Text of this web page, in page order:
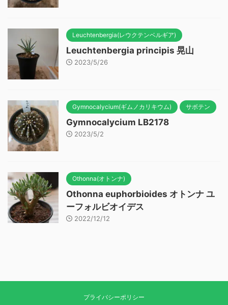
Leuchtenbergia(レウクテンベルギア)
Leuchtenbergia principis 晃山
2023/5/26
Gymnocalycium(ギムノカリキウム) サボテン
Gymnocalycium LB2178
2023/5/2
Othonna(オトンナ)
Othonna euphorbioides オトンナ ユ
ーフォルビオイデス
2022/12/12
プライバシーポリシー